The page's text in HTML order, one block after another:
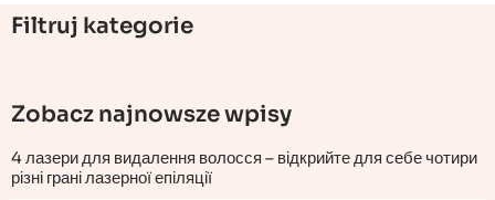
Filtruj kategorie
Zobacz najnowsze wpisy
4 лазери для видалення волосся – відкрийте для себе чотири
різні грані лазерної епіляції